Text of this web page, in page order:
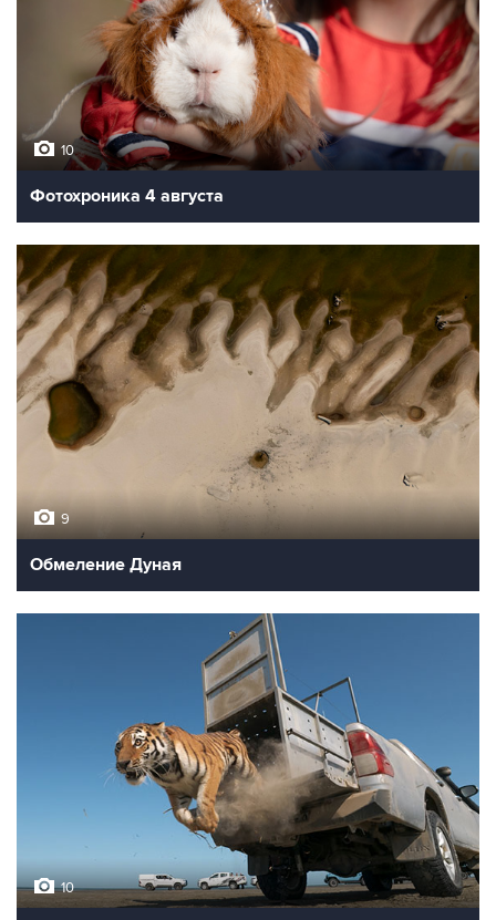
10
Фотохроника 4 августа
9
Обмеление Дуная
10